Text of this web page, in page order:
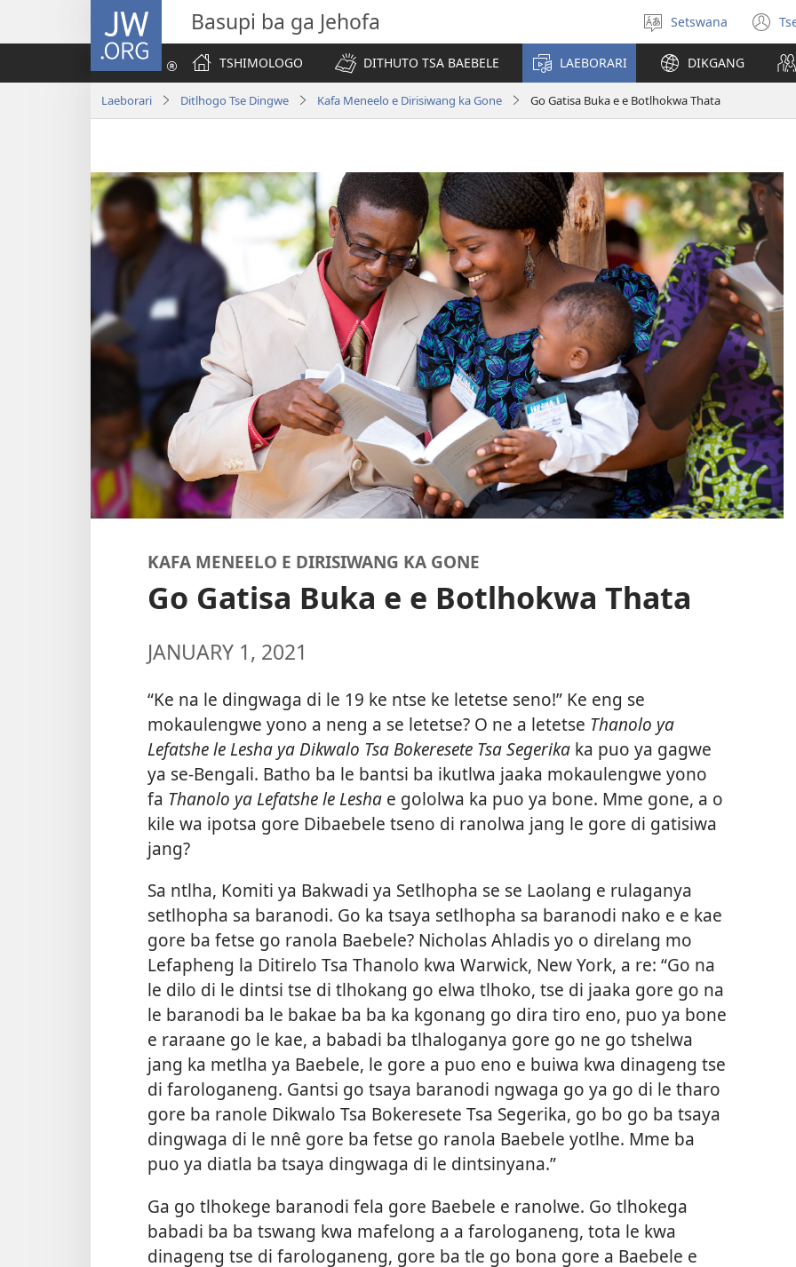
JW.ORG Basupi ba ga Jehofa
Tlhopha
puo
Setswana
(e
e
TSHIMOLOGO
DITHUTO TSA BAEBELE LAEBORARI DIKGANG
Laeborari Ditlhogo Tse Dingwe Kafa Meneelo e Dirisiwang ka Gone Go Gatisa Buka e e Botlhokwa Thata
KAFA MENEELO E DIRISIWANG KA GONE
Go Gatisa Buka e e Botlhokwa Thata
JANUARY 1, 2021
“Ke na le dingwaga di le 19 ke ntse ke letetse seno!” Ke eng se
mokaulengwe yono a neng a se letetse? O ne a letetse Thanolo ya
Lefatshe le Lesha ya Dikwalo Tsa Bokeresete Tsa Segerika ka puo ya gagwe
ya se-Bengali. Batho ba le bantsi ba ikutlwa jaaka mokaulengwe yono
fa Thanolo ya Lefatshe le Lesha e gololwa ka puo ya bone. Mme gone, a o
kile wa ipotsa gore Dibaebele tseno di ranolwa jang le gore di gatisiwa
jang?
Sa ntlha, Komiti ya Bakwadi ya Setlhopha se se Laolang e rulaganya
setlhopha sa baranodi. Go ka tsaya setlhopha sa baranodi nako e e kae
gore ba fetse go ranola Baebele? Nicholas Ahladis yo o direlang mo
Lefapheng la Ditirelo Tsa Thanolo kwa Warwick, New York, a re: “Go na
le dilo di le dintsi tse di tlhokang go elwa tlhoko, tse di jaaka gore go na
le baranodi ba le bakae ba ba ka kgonang go dira tiro eno, puo ya bone
e raraane go le kae, a babadi ba tlhaloganya gore go ne go tshelwa
jang ka metlha ya Baebele, le gore a puo eno e buiwa kwa dinageng tse
di farologaneng. Gantsi go tsaya baranodi ngwaga go ya go di le tharo
gore ba ranole Dikwalo Tsa Bokeresete Tsa Segerika, go bo go ba tsaya
dingwaga di le nnê gore ba fetse go ranola Baebele yotlhe. Mme ba
puo ya diatla ba tsaya dingwaga di le dintsinyana.”
Ga go tlhokege baranodi fela gore Baebele e ranolwe. Go tlhokega
babadi ba ba tswang kwa mafelong a a farologaneng, tota le kwa
dinageng tse di farologaneng, gore ba tle go bona gore a Baebele e